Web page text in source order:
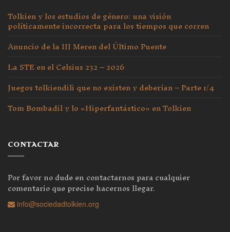
Tolkien y los estudios de género: una visión
políticamente incorrecta para los tiempos que corren
Anuncio de la III Meren del Último Puente
La STE en el Celsius 232 – 2026
Juegos tolkiendili que no existen y deberían – Parte 1/4
Tom Bombadil y lo «Hiperfantástico» en Tolkien
CONTACTAR
Por favor no dude en contactarnos para cualquier
comentario que precise hacernos llegar.
info@sociedadtolkien.org